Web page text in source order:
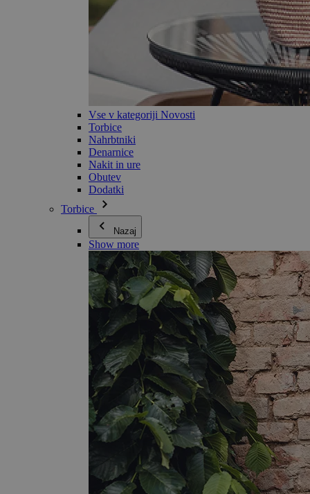
Vse v kategoriji Novosti
Torbice
Nahrbtniki
Denarnice
Nakit in ure
Obutev
Dodatki
Torbice
Nazaj
Show more